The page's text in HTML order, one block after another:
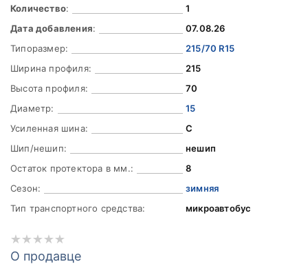
Количество:
1
Дата добавления:
07.08.26
Типоразмер:
215/70 R15
Ширина профиля:
215
Высота профиля:
70
Диаметр:
15
Усиленная шина:
C
Шип/нешип:
нешип
Остаток протектора в мм.:
8
Сезон:
зимняя
Тип транспортного средства:
микроавтобус
О продавце